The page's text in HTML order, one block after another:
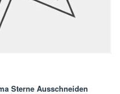
Sterne Ausschneiden